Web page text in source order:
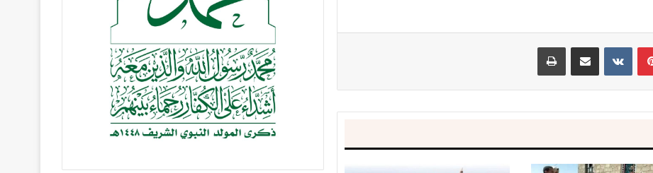
بينتيريست مشاركة عبر البريد طباعة